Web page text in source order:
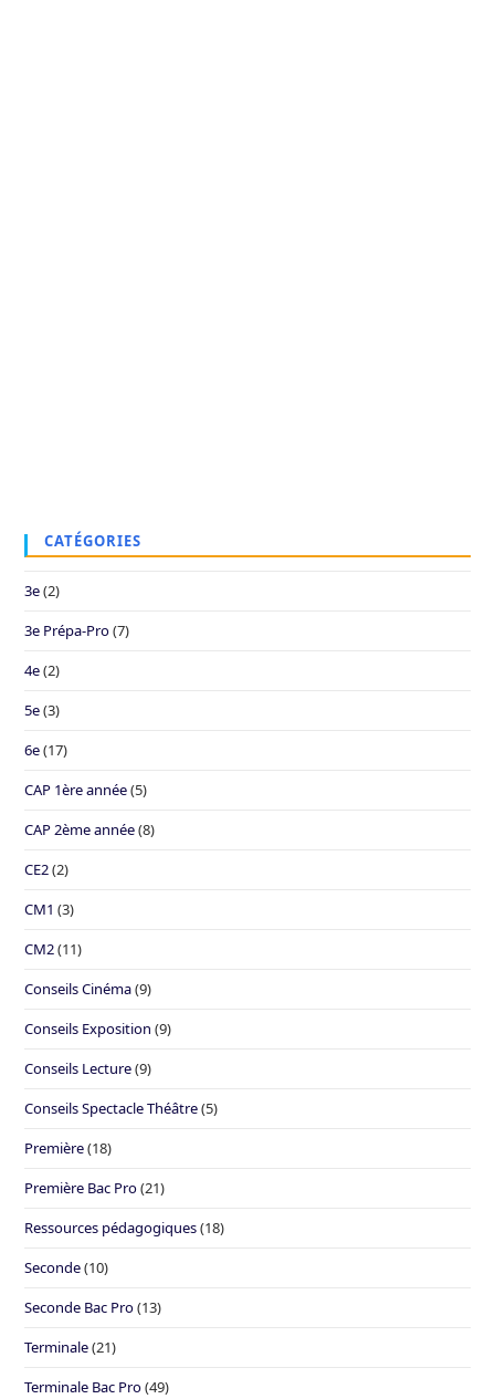
CATÉGORIES
3e(2)
3e Prépa-Pro(7)
4e(2)
5e(3)
6e(17)
CAP 1ère année(5)
CAP 2ème année(8)
CE2(2)
CM1 (3)
CM2(11)
Conseils Cinéma(9)
Conseils Exposition (9)
Conseils Lecture(9)
Conseils Spectacle Théâtre(5)
Première(18)
Première Bac Pro(21)
Ressources pédagogiques(18)
Seconde(10)
Seconde Bac Pro(13)
Terminale(21)
Terminale Bac Pro(49)